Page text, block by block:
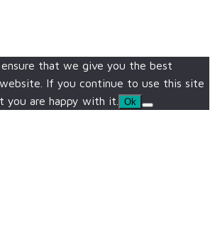
that we give you the best
If you continue to use this site
you are happy with it.
Ok